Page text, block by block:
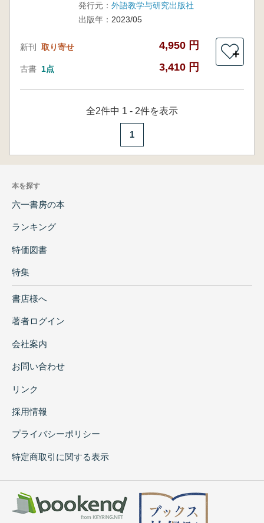
発行元： 外語教学与研究出版社
出版年： 2023/05
新刊 取り寄せ 4,950 円
古書 1点 3,410 円
＋
全2件中 1 - 2件を表示
1
本を探す
六一書房の本
ランキング
特価図書
特集
書店様へ
著者ログイン
会社案内
お問い合わせ
リンク
採用情報
プライバシーポリシー
特定商取引に関する表示